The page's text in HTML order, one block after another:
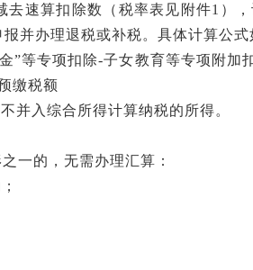
速算扣除数（税率表见附件1）
并办理退税或补税。具体计算公式
”等专项扣除-子女教育等专项附加
缴税额
并入综合所得计算纳税的所得。
一的，无需办理汇算：